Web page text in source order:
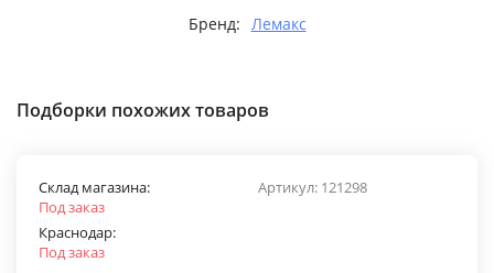
Бренд: Лемакс
Подборки похожих товаров
Артикул: 121298
Склад магазина:
Под заказ
Краснодар:
Под заказ